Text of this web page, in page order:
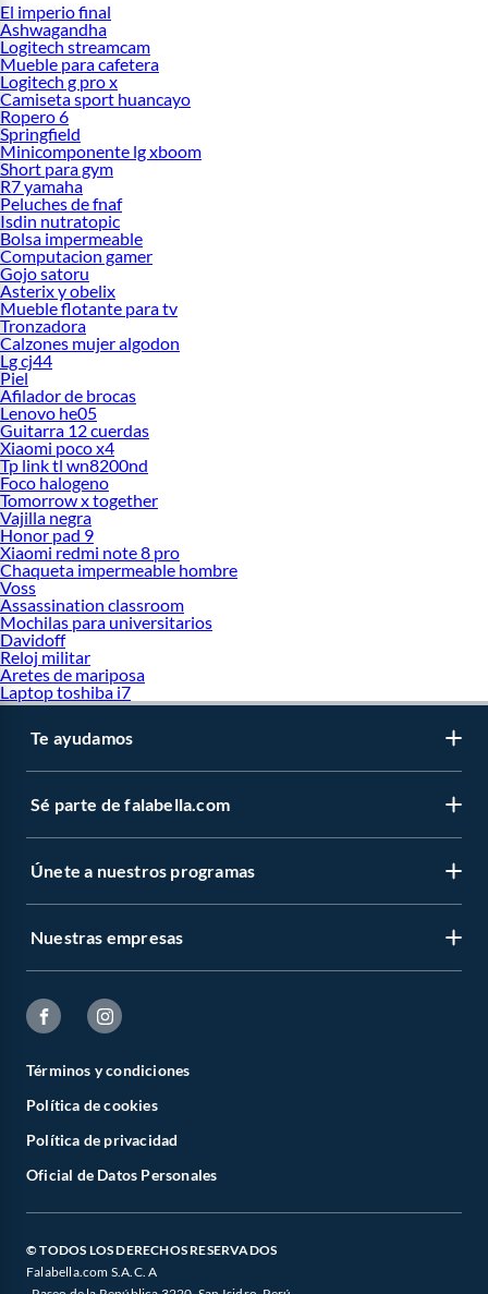
El imperio final
Ashwagandha
Logitech streamcam
Mueble para cafetera
Logitech g pro x
Camiseta sport huancayo
Ropero 6
Springfield
Minicomponente lg xboom
Short para gym
R7 yamaha
Peluches de fnaf
Isdin nutratopic
Bolsa impermeable
Computacion gamer
Gojo satoru
Asterix y obelix
Mueble flotante para tv
Tronzadora
Calzones mujer algodon
Lg cj44
Piel
Afilador de brocas
Lenovo he05
Guitarra 12 cuerdas
Xiaomi poco x4
Tp link tl wn8200nd
Foco halogeno
Tomorrow x together
Vajilla negra
Honor pad 9
Xiaomi redmi note 8 pro
Chaqueta impermeable hombre
Voss
Assassination classroom
Mochilas para universitarios
Davidoff
Reloj militar
Aretes de mariposa
Laptop toshiba i7
Te ayudamos
Sé parte de falabella.com
Únete a nuestros programas
Nuestras empresas
Términos y condiciones
Política de cookies
Política de privacidad
Oficial de Datos Personales
© TODOS LOS DERECHOS RESERVADOS
Falabella.com S.A.C. A